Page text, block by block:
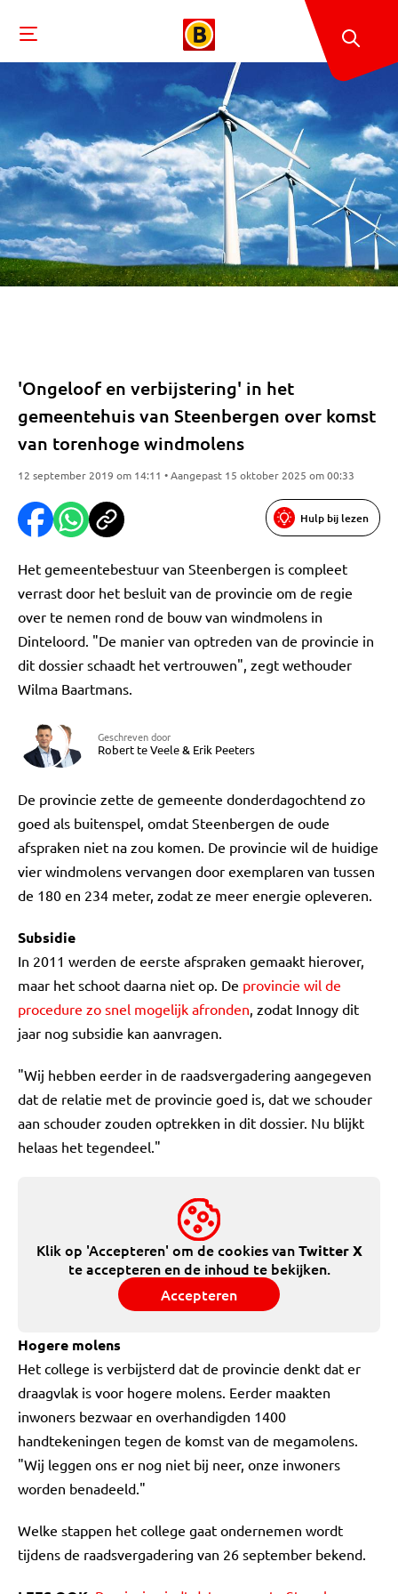
'Ongeloof en verbijstering' in het
gemeentehuis van Steenbergen over komst
van torenhoge windmolens
12 september 2019 om 14:11 • Aangepast 15 oktober 2025 om 00:33
Hulp bij lezen
Het gemeentebestuur van Steenbergen is compleet
verrast door het besluit van de provincie om de regie
over te nemen rond de bouw van windmolens in
Dinteloord. "De manier van optreden van de provincie in
dit dossier schaadt het vertrouwen", zegt wethouder
Wilma Baartmans.
Geschreven door
Robert te Veele& Erik Peeters
De provincie zette de gemeente donderdagochtend zo
goed als buitenspel, omdat Steenbergen de oude
afspraken niet na zou komen. De provincie wil de huidige
vier windmolens vervangen door exemplaren van tussen
de 180 en 234 meter, zodat ze meer energie opleveren.
Subsidie
In 2011 werden de eerste afspraken gemaakt hierover,
maar het schoot daarna niet op. De provincie wil de
procedure zo snel mogelijk afronden, zodat Innogy dit
jaar nog subsidie kan aanvragen.
"Wij hebben eerder in de raadsvergadering aangegeven
dat de relatie met de provincie goed is, dat we schouder
aan schouder zouden optrekken in dit dossier. Nu blijkt
helaas het tegendeel."
Klik op 'Accepteren' om de cookies vanTwitter X
te accepteren en de inhoud te bekijken.
Accepteren
Hogere molens
Het college is verbijsterd dat de provincie denkt dat er
draagvlak is voor hogere molens. Eerder maakten
inwoners bezwaar en overhandigden 1400
handtekeningen tegen de komst van de megamolens.
"Wij leggen ons er nog niet bij neer, onze inwoners
worden benadeeld."
Welke stappen het college gaat ondernemen wordt
tijdens de raadsvergadering van 26 september bekend.